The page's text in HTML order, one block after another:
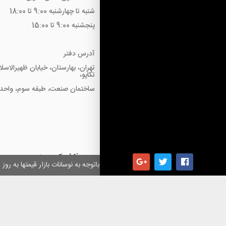
همکاران گرامی باتوجه به نوسانات بازار قیمتها
شنبه تا چهارشنبه 9:00 تا 18:00
پنجشنبه 9:00 تا 15:00
آدرس دفتر
تهران، بهارستان، خیابان
تکاپو،
ساختمان صنعت، طبقه سوم، واحد18